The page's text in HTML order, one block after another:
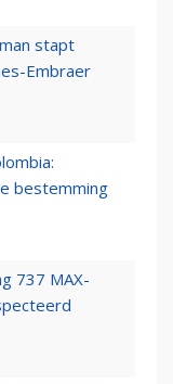
stapt
Embraer
bestemming
737 MAX-